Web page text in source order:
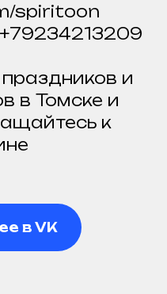
spiritoon
и
в Томске и
к
в VK